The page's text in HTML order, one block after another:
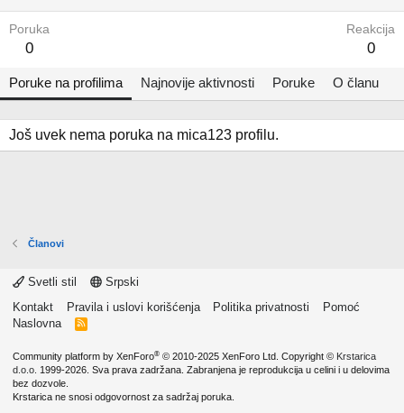
Poruka
0
Reakcija
0
Poruke na profilima Najnovije aktivnosti Poruke O članu
Još uvek nema poruka na mica123 profilu.
Članovi
Svetli stil
Srpski
Kontakt
Pravila i uslovi korišćenja Politika privatnosti
Pomoć
Naslovna
R
Community platform by XenForo® © 2010-2025 XenForo Ltd. Copyright © Krstarica
d.o.o. 1999-2026. Sva prava zadržana. Zabranjena je reprodukcija u celini i u delovima
bez dozvole.
Krstarica ne snosi odgovornost za sadržaj poruka.